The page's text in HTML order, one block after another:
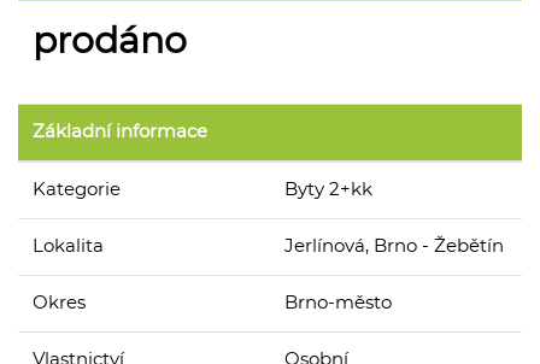
prodáno
Základní informace
Kategorie Byty 2+kk
Lokalita Jerlínová, Brno - Žebětín
Okres Brno-město
Vlastnictví Osobní